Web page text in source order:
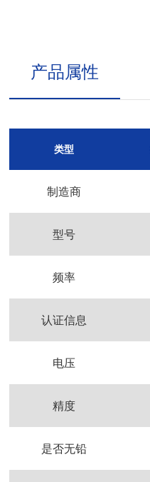
产品属性
类型
制造商
型号
频率
认证信息
电压
精度
是否无铅